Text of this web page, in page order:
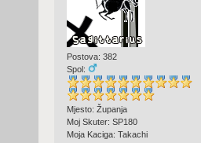
Postova: 382
Spol:
Mjesto: Županja
Moj Skuter: SP180
Moja Kaciga: Takachi